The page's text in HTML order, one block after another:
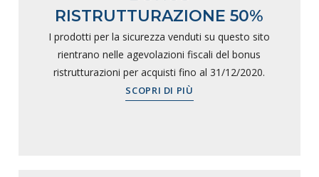
RISTRUTTURAZIONE 50%
I prodotti per la sicurezza venduti su questo sito
rientrano nelle agevolazioni fiscali del bonus
ristrutturazioni per acquisti fino al 31/12/2020.
SCOPRI DI PIÙ